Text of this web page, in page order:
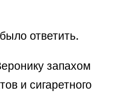
ответить.
запахом
и сигаретного